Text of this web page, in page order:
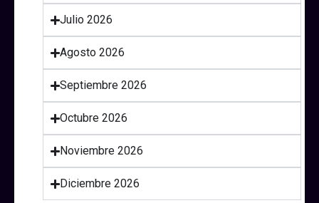
Julio 2026
Agosto 2026
Septiembre 2026
Octubre 2026
Noviembre 2026
Diciembre 2026